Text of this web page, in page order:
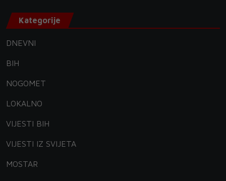
Kategorije
DNEVNI
BIH
NOGOMET
LOKALNO
VIJESTI BIH
VIJESTI IZ SVIJETA
MOSTAR